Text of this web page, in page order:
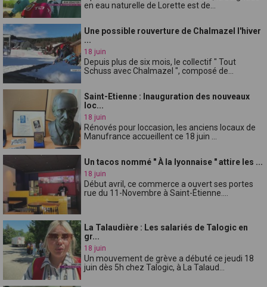
en eau naturelle de Lorette est de...
Une possible rouverture de Chalmazel l'hiver
...
18 juin
Depuis plus de six mois, le collectif " Tout
Schuss avec Chalmazel ", composé de...
Saint-Etienne : Inauguration des nouveaux
loc...
18 juin
Rénovés pour loccasion, les anciens locaux de
Manufrance accueillent ce 18 juin ...
Un tacos nommé " À la lyonnaise " attire les ...
18 juin
Début avril, ce commerce a ouvert ses portes
rue du 11-Novembre à Saint-Étienne....
La Talaudière : Les salariés de Talogic en
gr...
18 juin
Un mouvement de grève a débuté ce jeudi 18
juin dès 5h chez Talogic, à La Talaud...